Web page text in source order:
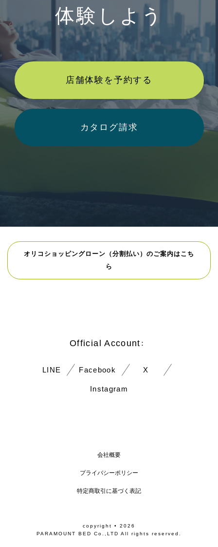
体験しよう
店舗体験を予約する
カタログ請求
オリコショッピングローン（分割払い）のご案内はこち
ら
Official Account：
LINE Facebook X
Instagram
会社概要
プライバシーポリシー
特定商取引に基づく表記
copyright • 2026
PARAMOUNT BED Co.,LTD All rights reserved.